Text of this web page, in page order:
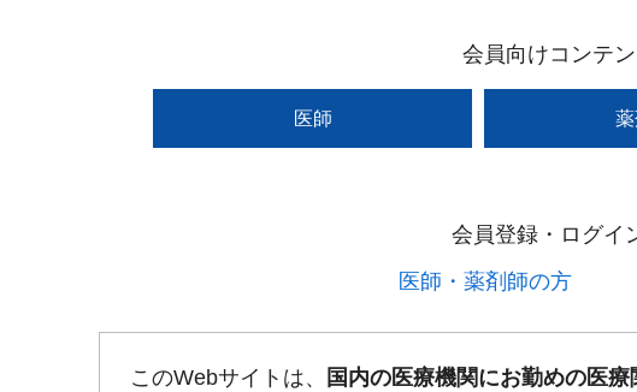
会員向けコンテ
医師
会員登録・ログイ
医師・薬剤師の方​
このWebサイトは、 国内の医療機関にお勤めの医